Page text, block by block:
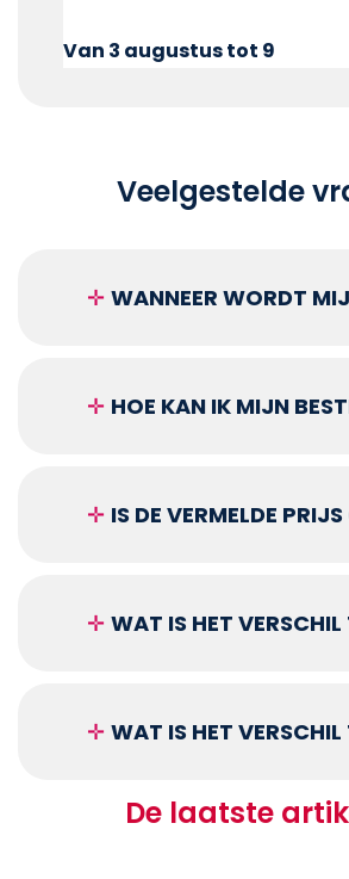
Van 3 augustus tot 9
Veelgestelde
✛ WANNEER WORDT
✛ HOE KAN IK MIJN
✛ IS DE VERMELDE
✛ WAT IS HET
✛ WAT IS HET
De laatste